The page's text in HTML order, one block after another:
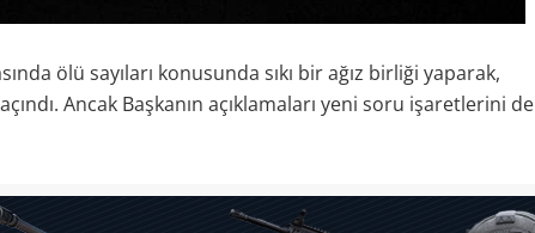
ölü sayıları konusunda sıkı bir ağız birliği yaparak,
Ancak Başkanın açıklamaları yeni soru işaretlerini de